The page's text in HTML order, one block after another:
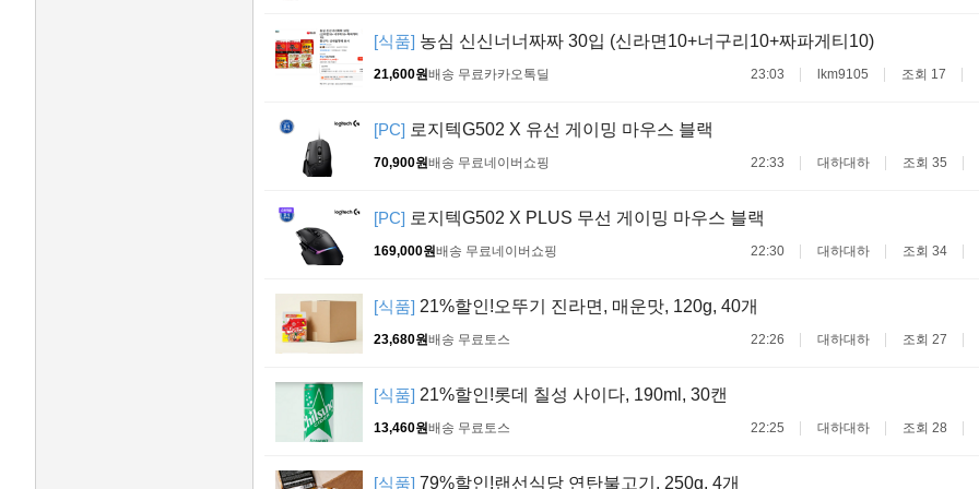
[식품] 농심 신신너너짜짜 30입 (신라면10+너구리10+짜파게티10)
21,600원배송 무료카카오톡딜 23:03 lkm9105 조회 17
[PC] 로지텍G502 X 유선 게이밍 마우스 블랙
70,900원배송 무료네이버쇼핑 22:33 대하대하 조회 35
[PC] 로지텍G502 X PLUS 무선 게이밍 마우스 블랙
169,000원배송 무료네이버쇼핑 22:30 대하대하 조회 34
[식품] 21%할인!오뚜기 진라면, 매운맛, 120g, 40개
23,680원배송 무료토스 22:26 대하대하 조회 27
[식품] 21%할인!롯데 칠성 사이다, 190ml, 30캔
13,460원배송 무료토스 22:25 대하대하 조회 28
[식품] 79%할인!랜선식당 연탄불고기, 250g, 4개